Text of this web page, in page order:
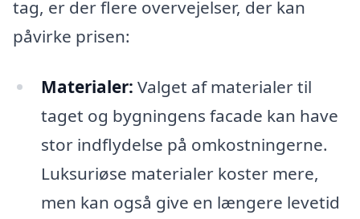
tag, er der flere overvejelser, der kan
påvirke prisen:
Materialer: Valget af materialer til
taget og bygningens facade kan have
stor indflydelse på omkostningerne.
Luksuriøse materialer koster mere,
men kan også give en længere levetid